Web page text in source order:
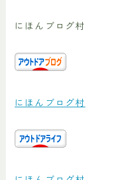
にほんブログ村
にほんブログ村